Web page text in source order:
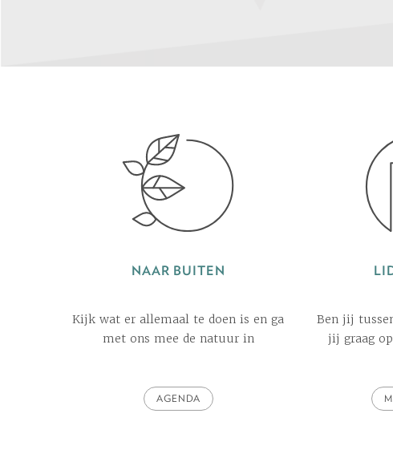
NAAR BUITEN
Kijk wat er allemaal te doen is en ga
met ons mee de natuur in
AGENDA
Ben jij
jij graag